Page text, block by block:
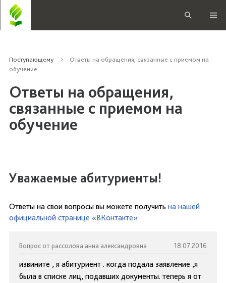
Поступающему
Ответы на обращения, связанные с приемом на
обучение
Ответы на обращения,
связанные с приемом на
обучение
Уважаемые абитуриенты!
Ответы на свои вопросы вы можете получить на нашей
официальной странице «ВКонтакте»
Вопрос от рассолова анна александровна 18.07.2016
извините , я абитуриент . когда подала заявление ,я
была в списке лиц, подавших документы. теперь я от